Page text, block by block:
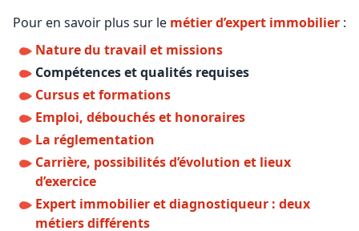
Pour en savoir plus sur le métier d’expert immobilier :
Nature du travail et missions
Compétences et qualités requises
Cursus et formations
Emploi, débouchés et honoraires
La réglementation
Carrière, possibilités d’évolution et lieux
d’exercice
Expert immobilier et diagnostiqueur : deux
métiers différents